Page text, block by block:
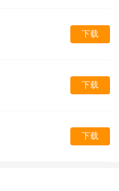
下载
下载
下载